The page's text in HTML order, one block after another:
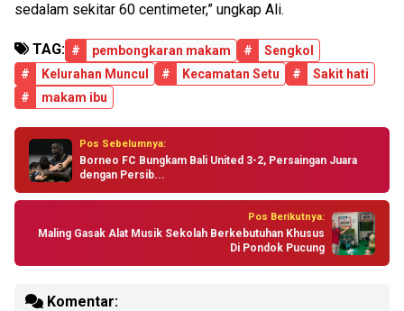
sedalam sekitar 60 centimeter,” ungkap Ali.
TAG: # pembongkaran makam #
Sengkol
#
Kelurahan Muncul # Kecamatan Setu #
Sakit hati
#
makam ibu
Pos Sebelumnya:
Borneo FC Bungkam Bali United 3-2, Persaingan Juara
dengan Persib...
Pos Berikutnya:
Maling Gasak Alat Musik Sekolah Berkebutuhan Khusus
Di Pondok Pucung
Komentar: